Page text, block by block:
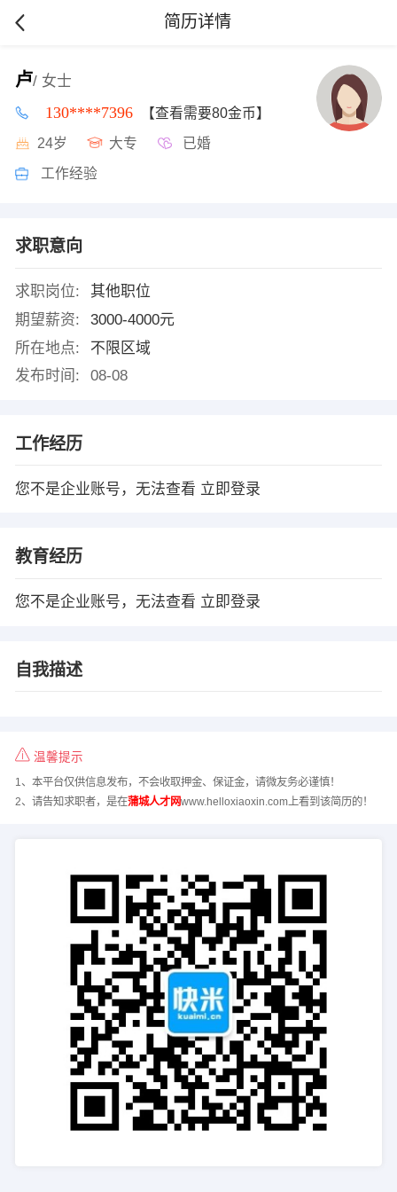
简历详情
卢/ 女士
130****7396 【查看需要80金币】
24岁 大专 已婚
工作经验
求职意向
求职岗位:
其他职位
期望薪资:
3000-4000元
所在地点:
不限区域
发布时间:
08-08
工作经历
您不是企业账号，无法查看 立即登录
教育经历
您不是企业账号，无法查看 立即登录
自我描述
温馨提示
1、本平台仅供信息发布，不会收取押金、保证金，请微友务必谨慎！
2、请告知求职者，是在蒲城人才网www.helloxiaoxin.com上看到该简历的！